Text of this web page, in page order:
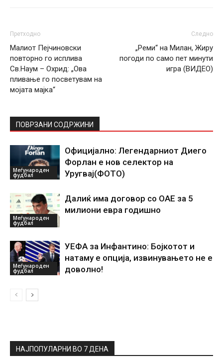
Претходно
Малиот Пејчиновски
повторно го исплива
Св.Наум – Охрид: „Ова
пливање го посветувам на
мојата мајка“
Следно
„Реми“ на Милан, Жиру
погоди по само пет минути
игра (ВИДЕО)
ПОВРЗАНИ СОДРЖИНИ
Меѓународен
фудбал
Официјално: Легендарниот Диего
Форлан е нов селектор на
Уругвај(ФОТО)
Меѓународен
фудбал
Далиќ има договор со ОАЕ за 5
милиони евра годишно
Меѓународен
фудбал
УЕФА за Инфантино: Бојкотот и
натаму е опција, извинувањето не е
доволно!
НАЈПОПУЛАРНИ ВО 7 ДЕНА